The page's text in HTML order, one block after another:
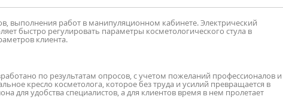
выполнения работ в манипуляционном кабинете. Электрический
быстро регулировать параметры косметологического стула в
клиента.
по результатам опросов, с учетом пожеланий профессионалов и
кресло косметолога, которое без труда и усилий превращается в
для удобства специалистов, а для клиентов время в нем пролетает